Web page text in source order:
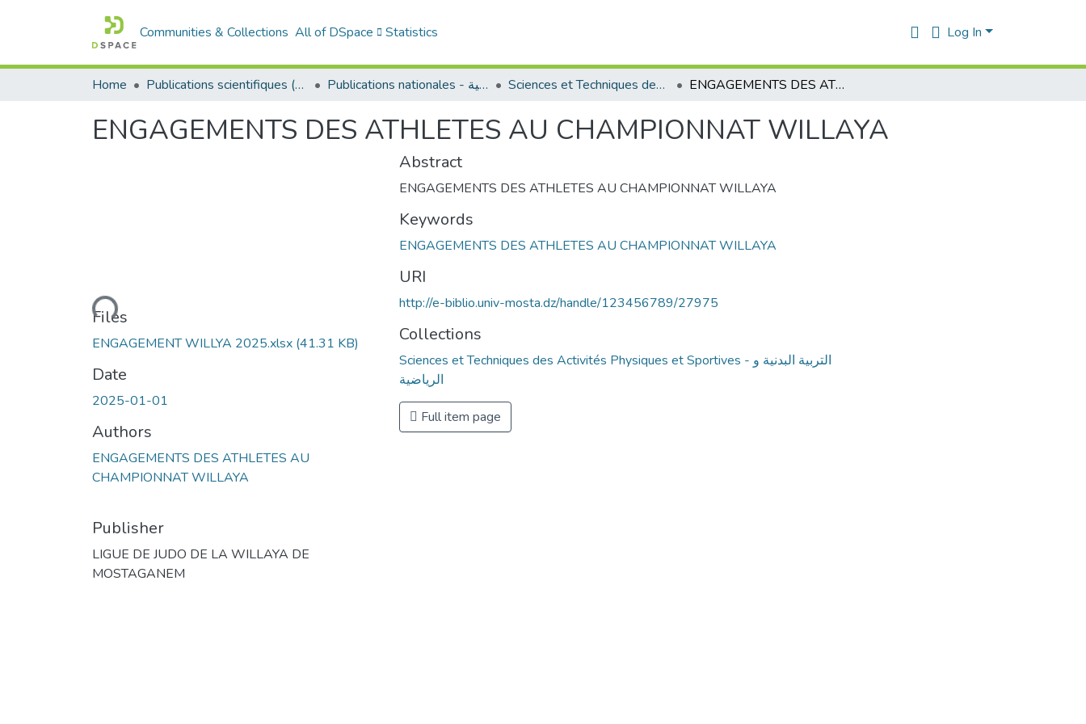
Communities & Collections All of DSpace Statistics Log In
Home Publications scientifiques (Laboratoires) Publications nationales - منشورات وطنية Sciences et Techniques des Activités Physiques et Sportives - التربية البدنية و الرياضية ENGAGEMENTS DES ATHLETES AU CHAMPIONNAT WILLAYA
ENGAGEMENTS DES ATHLETES AU CHAMPIONNAT WILLAYA
Loading...
Files
ENGAGEMENT WILLYA 2025.xlsx (41.31 KB)
Date
2025-01-01
Authors
ENGAGEMENTS DES ATHLETES AU
CHAMPIONNAT WILLAYA
Publisher
LIGUE DE JUDO DE LA WILLAYA DE
MOSTAGANEM
Abstract
ENGAGEMENTS DES ATHLETES AU CHAMPIONNAT WILLAYA
Keywords
ENGAGEMENTS DES ATHLETES AU CHAMPIONNAT WILLAYA
URI
http://e-biblio.univ-mosta.dz/handle/123456789/27975
Collections
Sciences et Techniques des Activités Physiques et Sportives - التربية البدنية و
الرياضية
Full item page